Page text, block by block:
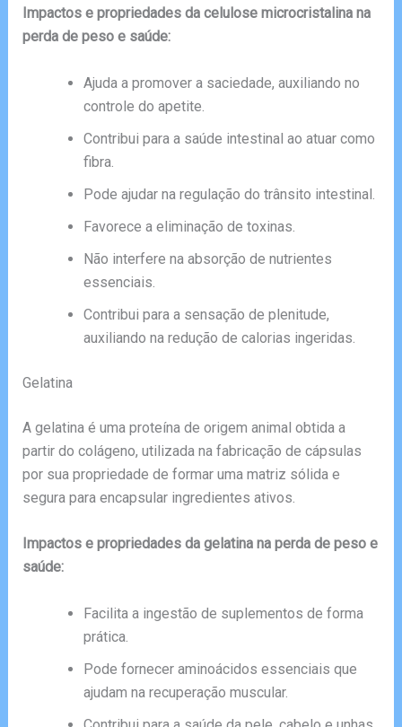
Impactos e propriedades da celulose microcristalina na
perda de peso e saúde:
Ajuda a promover a saciedade, auxiliando no
controle do apetite.
Contribui para a saúde intestinal ao atuar como
fibra.
Pode ajudar na regulação do trânsito intestinal.
Favorece a eliminação de toxinas.
Não interfere na absorção de nutrientes
essenciais.
Contribui para a sensação de plenitude,
auxiliando na redução de calorias ingeridas.
Gelatina
A gelatina é uma proteína de origem animal obtida a
partir do colágeno, utilizada na fabricação de cápsulas
por sua propriedade de formar uma matriz sólida e
segura para encapsular ingredientes ativos.
Impactos e propriedades da gelatina na perda de peso e
saúde:
Facilita a ingestão de suplementos de forma
prática.
Pode fornecer aminoácidos essenciais que
ajudam na recuperação muscular.